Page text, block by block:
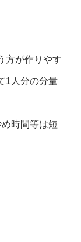
方が作りやす
1人分の分量
時間等は短